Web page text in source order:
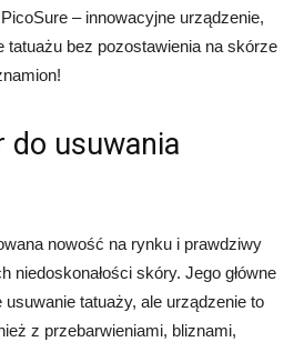
– innowacyjne urządzenie,
tatuażu bez pozostawienia na skórze
do usuwania
nowość na rynku i prawdziwy
niedoskonałości skóry. Jego główne
tatuaży, ale urządzenie to
z przebarwieniami, bliznami,